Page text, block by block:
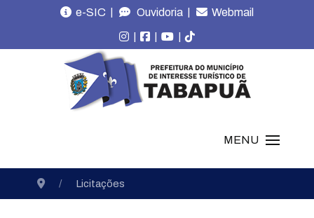
e-SIC | Ouvidoria | Webmail
| | |
MENU
Licitações